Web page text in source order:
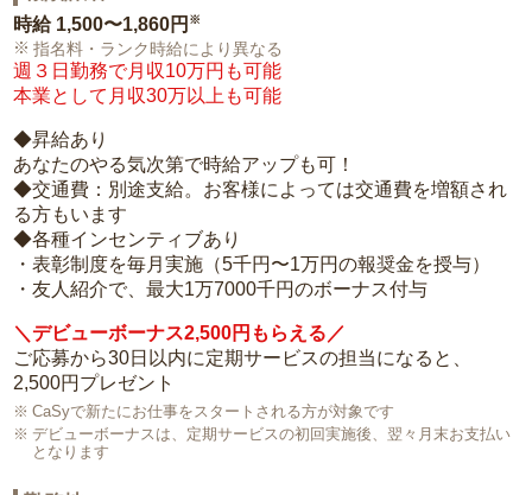
時給 1,500〜1,860円 ※
指名料・ランク時給により異なる
週３日勤務で月収10万円も可能
本業として月収30万以上も可能
◆昇給あり
あなたのやる気次第で時給アップも可！
◆交通費：別途支給。お客様によっては交通費を増額され
る方もいます
◆各種インセンティブあり
・表彰制度を毎月実施（5千円〜1万円の報奨金を授与）
・友人紹介で、最大1万7000千円のボーナス付与
＼デビューボーナス2,500円もらえる／
ご応募から30日以内に定期サービスの担当になると、
2,500円プレゼント
CaSyで新たにお仕事をスタートされる方が対象です
デビューボーナスは、定期サービスの初回実施後、翌々月末お支払い
となります